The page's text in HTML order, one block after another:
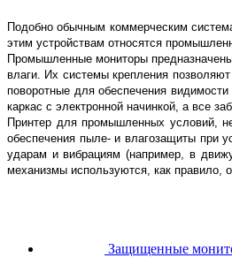
Подобно обычным коммерческим
этим устройствам относятся
Промышленные мониторы
влаги. Их системы крепления
поворотные для обеспечения
каркас с электронной начинкой, а все
Принтер для промышленных условий,
обеспечения пыле- и влагозащиты при
ударам и вибрациям (например, в
механизмы используются, как правило,
Защищенные